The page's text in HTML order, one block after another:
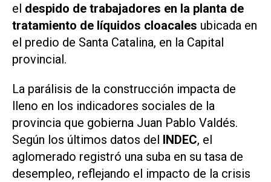
el despido de trabajadores en la planta de
tratamiento de líquidos cloacales ubicada en
el predio de Santa Catalina, en la Capital
provincial.
La parálisis de la construcción impacta de
lleno en los indicadores sociales de la
provincia que gobierna Juan Pablo Valdés.
Según los últimos datos del INDEC, el
aglomerado registró una suba en su tasa de
desempleo, reflejando el impacto de la crisis